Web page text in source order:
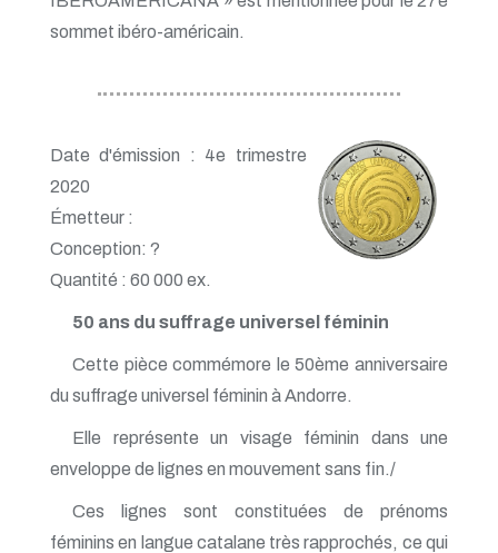
sommet ibéro-américain.
Date d'émission : 4e trimestre
2020
Émetteur :
Conception: ?
Quantité : 60 000 ex.
50 ans du suffrage universel féminin
Cette pièce commémore le 50ème anniversaire
du suffrage universel féminin à Andorre.
Elle représente un visage féminin dans une
enveloppe de lignes en mouvement sans fin./
Ces lignes sont constituées de prénoms
féminins en langue catalane très rapprochés, ce qui